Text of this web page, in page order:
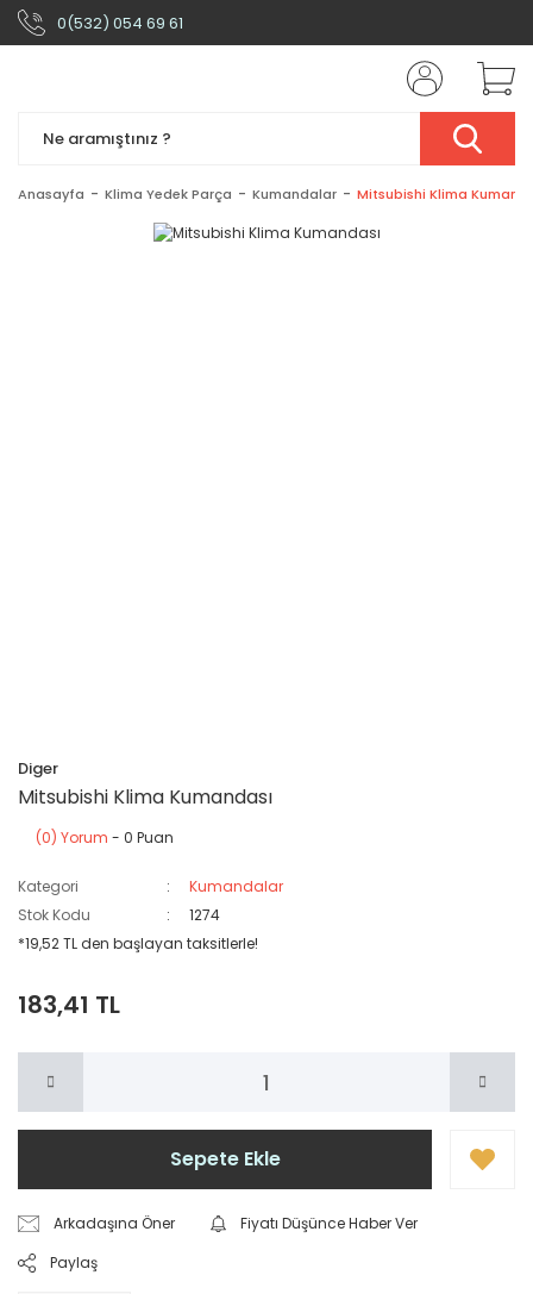
0(532) 054 69 61
Anasayfa Klima Yedek Parça Kumandalar Mitsubishi Klima
Diger
Mitsubishi Klima Kumandası
(0) Yorum - 0 Puan
Kategori
Kumandalar
Stok Kodu
1274
*19,52 TL den başlayan taksitlerle!
183,41 TL
Sepete Ekle
Arkadaşına Öner
Fiyatı Düşünce Haber Ver
Paylaş